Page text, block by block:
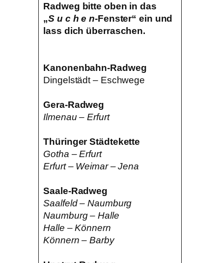
Radweg bitte oben in das
„S u c h e n-Fenster“ ein und
lass dich überraschen.
Kanonenbahn-Radweg
Dingelstädt – Eschwege
Gera-Radweg
Ilmenau – Erfurt
Thüringer Städtekette
Gotha – Erfurt
Erfurt – Weimar – Jena
Saale-Radweg
Saalfeld – Naumburg
Naumburg – Halle
Halle – Könnern
Könnern – Barby